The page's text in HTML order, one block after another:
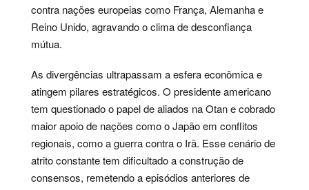
contra nações europeias como França, Alemanha e
Reino Unido, agravando o clima de desconfiança
mútua.
As divergências ultrapassam a esfera econômica e
atingem pilares estratégicos. O presidente americano
tem questionado o papel de aliados na Otan e cobrado
maior apoio de nações como o Japão em conflitos
regionais, como a guerra contra o Irã. Esse cenário de
atrito constante tem dificultado a construção de
consensos, remetendo a episódios anteriores de